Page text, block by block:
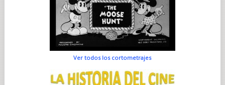
Ver todos los cortometrajes